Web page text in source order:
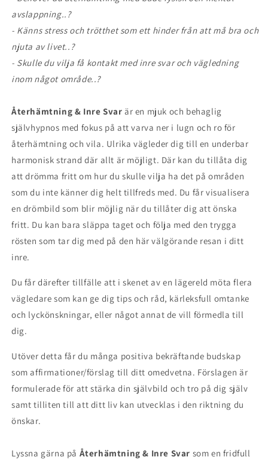
avslappning..?
- Känns stress och trötthet som ett hinder från att må bra och
njuta av livet..?
- Skulle du vilja få kontakt med inre svar och vägledning
inom något område..?
Återhämtning & Inre Svar är en mjuk och behaglig
självhypnos med fokus på att varva ner i lugn och ro för
återhämtning och vila. Ulrika vägleder dig till en underbar
harmonisk strand där allt är möjligt. Där kan du tillåta dig
att drömma fritt om hur du skulle vilja ha det på områden
som du inte känner dig helt tillfreds med. Du får visualisera
en drömbild som blir möjlig när du tillåter dig att önska
fritt. Du kan bara släppa taget och följa med den trygga
rösten som tar dig med på den här välgörande resan i ditt
inre.
Du får därefter tillfälle att i skenet av en lägereld möta flera
vägledare som kan ge dig tips och råd, kärleksfull omtanke
och lyckönskningar, eller något annat de vill förmedla till
dig.
Utöver detta får du många positiva bekräftande budskap
som affirmationer/förslag till ditt omedvetna. Förslagen är
formulerade för att stärka din självbild och tro på dig själv
samt tilliten till att ditt liv kan utvecklas i den riktning du
önskar.
Lyssna gärna på Återhämtning & Inre Svar som en fridfull